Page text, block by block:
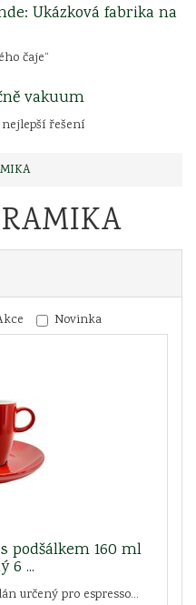
Ukázková fabrika na
čaje“
vakuum
nejlepší řešení
Novinka
podšálkem 160 ml
6 ...
určený pro espresso...